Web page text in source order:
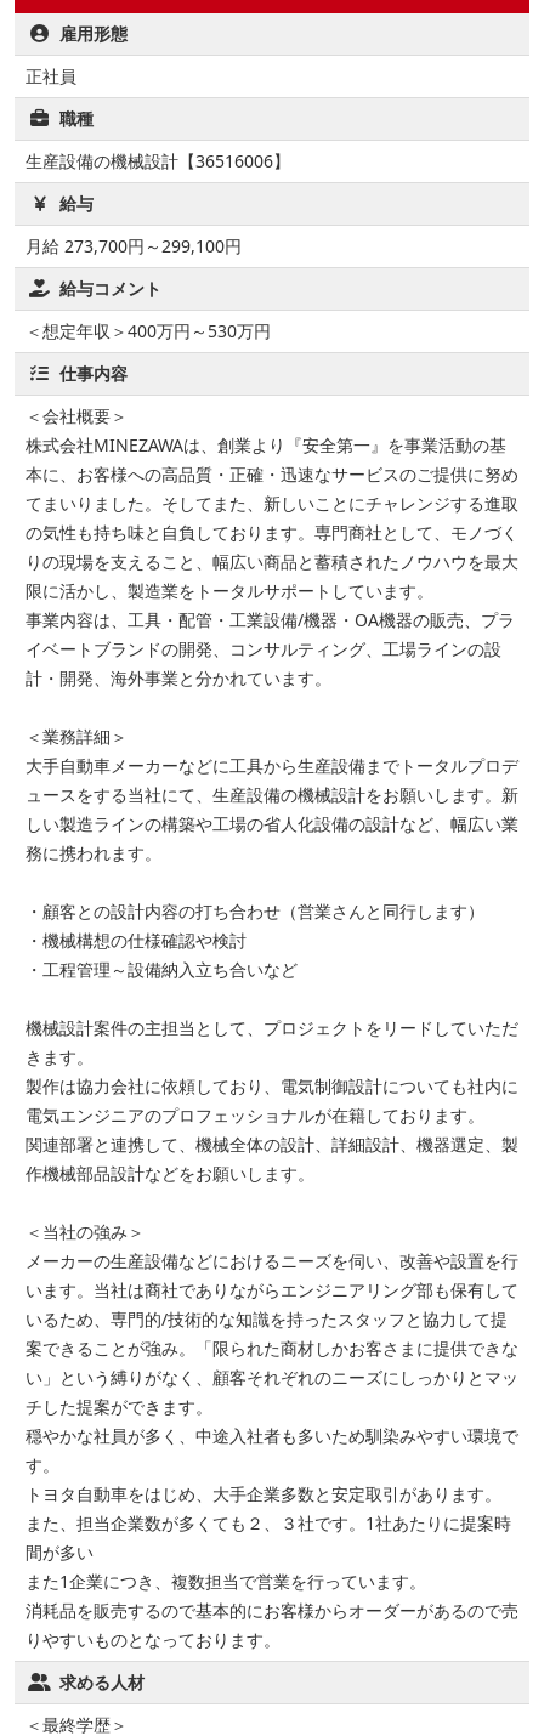
雇用形態
正社員
職種
生産設備の機械設計【36516006】
給与
月給 273,700円～299,100円
給与コメント
＜想定年収＞400万円～530万円
仕事内容
＜会社概要＞
株式会社MINEZAWAは、創業より『安全第一』を事業活動の基
本に、お客様への高品質・正確・迅速なサービスのご提供に努め
てまいりました。そしてまた、新しいことにチャレンジする進取
の気性も持ち味と自負しております。専門商社として、モノづく
りの現場を支えること、幅広い商品と蓄積されたノウハウを最大
限に活かし、製造業をトータルサポートしています。
事業内容は、工具・配管・工業設備/機器・OA機器の販売、プラ
イベートブランドの開発、コンサルティング、工場ラインの設
計・開発、海外事業と分かれています。
＜業務詳細＞
大手自動車メーカーなどに工具から生産設備までトータルプロデ
ュースをする当社にて、生産設備の機械設計をお願いします。新
しい製造ラインの構築や工場の省人化設備の設計など、幅広い業
務に携われます。
・顧客との設計内容の打ち合わせ（営業さんと同行します）
・機械構想の仕様確認や検討
・工程管理～設備納入立ち合いなど
機械設計案件の主担当として、プロジェクトをリードしていただ
きます。
製作は協力会社に依頼しており、電気制御設計についても社内に
電気エンジニアのプロフェッショナルが在籍しております。
関連部署と連携して、機械全体の設計、詳細設計、機器選定、製
作機械部品設計などをお願いします。
＜当社の強み＞
メーカーの生産設備などにおけるニーズを伺い、改善や設置を行
います。当社は商社でありながらエンジニアリング部も保有して
いるため、専門的/技術的な知識を持ったスタッフと協力して提
案できることが強み。「限られた商材しかお客さまに提供できな
い」という縛りがなく、顧客それぞれのニーズにしっかりとマッ
チした提案ができます。
穏やかな社員が多く、中途入社者も多いため馴染みやすい環境で
す。
トヨタ自動車をはじめ、大手企業多数と安定取引があります。
また、担当企業数が多くても２、３社です。1社あたりに提案時
間が多い
また1企業につき、複数担当で営業を行っています。
消耗品を販売するので基本的にお客様からオーダーがあるので売
りやすいものとなっております。
求める人材
＜最終学歴＞